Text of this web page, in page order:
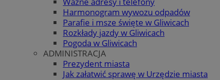
Harmonogram wywozu odpadów
Parafie i msze święte w Gliwicach
Rozkłady jazdy w Gliwicach
Pogoda w Gliwicach
ADMINISTRACJA
Prezydent miasta
Jak załatwić sprawę w Urzędzie miasta